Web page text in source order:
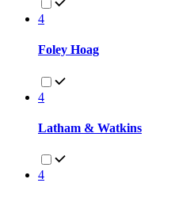
4
Foley Hoag
4
Latham & Watkins
4